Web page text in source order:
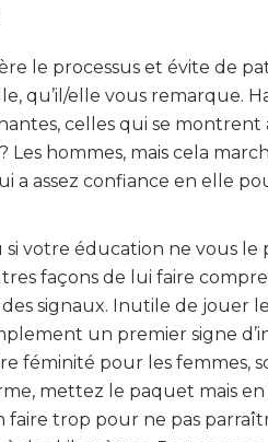
le processus et évite de
qu’il/elle vous remarque.
celles qui se
Les hommes, mais cela
a assez confiance en elle
votre éducation ne vous le
façons de lui faire
signaux. Inutile de jouer
un premier signe
féminité pour les femmes,
mettez le paquet mais
trop pour ne pas